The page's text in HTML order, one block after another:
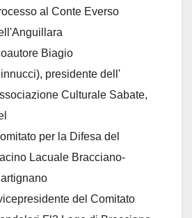
al Conte Everso
Biagio
presidente dell'
Culturale Sabate,
per la Difesa del
Lacuale Bracciano-
del Comitato